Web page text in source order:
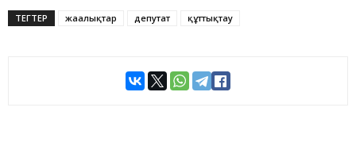
ТЕГТЕР жаңалықтар депутат құттықтау